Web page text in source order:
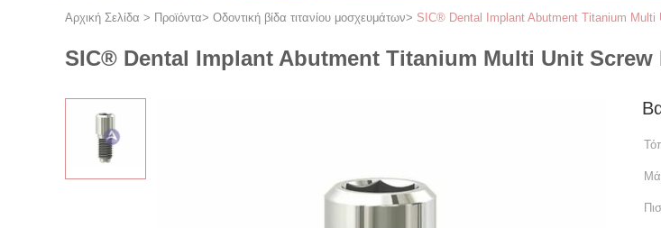
Αρχική Σελίδα > Προϊόντα> Οδοντική βίδα τιτανίου μοσχευμάτων> SIC® Dental Implant Abutment Titanium
SIC® Dental Implant Abutment Titanium Multi Unit